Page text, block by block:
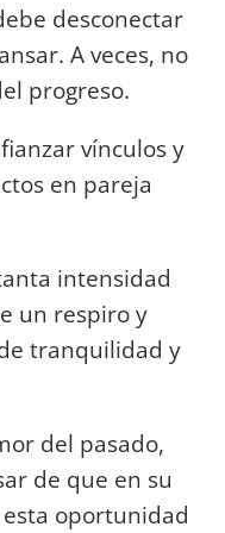
desconectar
A veces, no
progreso.
vínculos y
en pareja
intensidad
un respiro y
tranquilidad y
del pasado,
de que en su
oportunidad